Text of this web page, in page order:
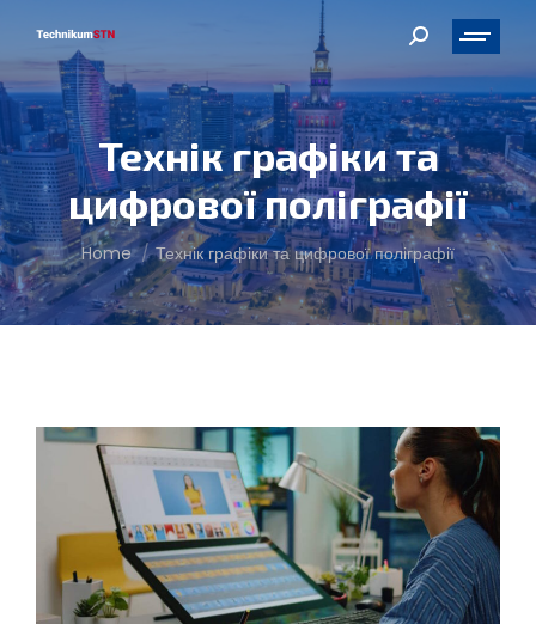
Search:
Технік графіки та
цифрової поліграфії
You are here:
Home Технік графіки та цифрової поліграфії